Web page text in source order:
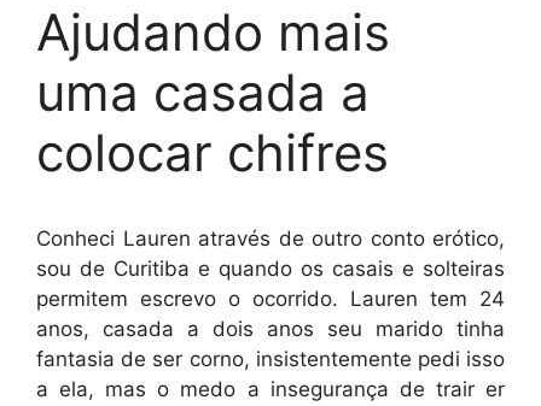
Ajudando mais
uma casada a
colocar chifres
Conheci Lauren através de outro conto erótico,
sou de Curitiba e quando os casais e solteiras
permitem escrevo o ocorrido. Lauren tem 24
anos, casada a dois anos seu marido tinha
fantasia de ser corno, insistentemente pedi isso
a ela, mas o medo a insegurança de trair er